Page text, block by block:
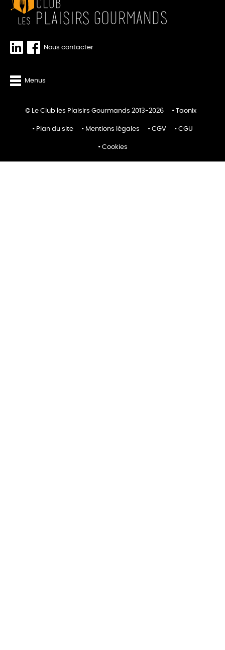
Nous contacter
Menus
© Le Club les Plaisirs Gourmands 2013-2026 Taonix
Plan du site Mentions légales CGV CGU
Cookies